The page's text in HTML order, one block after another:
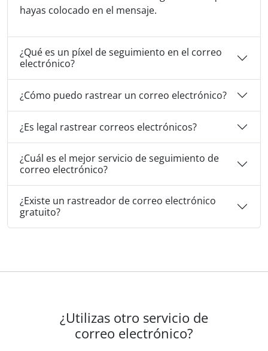
hayas colocado en el mensaje.
¿Qué es un píxel de seguimiento en el correo
electrónico?
¿Cómo puedo rastrear un correo electrónico?
¿Es legal rastrear correos electrónicos?
¿Cuál es el mejor servicio de seguimiento de
correo electrónico?
¿Existe un rastreador de correo electrónico
gratuito?
¿Utilizas otro servicio de
correo electrónico?